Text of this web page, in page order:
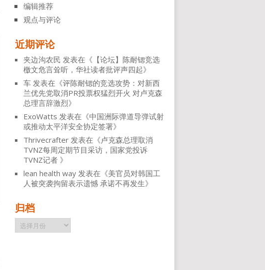
编辑推荐
观点与评论
近期评论
夹边沟农民 发表在《 【论坛】陈耐锶竞选
檄文危言耸听，华社读者批评声四起》
车 发表在《评陈耐锶的竞选攻势：对新西
兰优先党取消PR投票权猛烈开火 对卢克森
总理言辞激烈》
ExoWatts 发表在《中国洲际弹道导弹试射
或推动太平洋安全协定签署》
Thrivecrafter 发表在《卢克森总理取消
TVNZ每周定期节目采访，国家党投诉
TVNZ记者 》
lean health way 发表在《美官员对韩国工
人被突袭拘留表示遗憾 承诺不再发生》
归档
归
档